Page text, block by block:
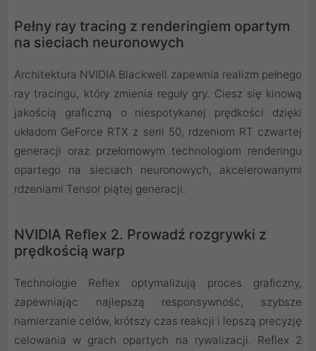
Pełny ray tracing z renderingiem opartym
na sieciach neuronowych
Architektura NVIDIA Blackwell zapewnia realizm pełnego
ray tracingu, który zmienia reguły gry. Ciesz się kinową
jakością graficzną o niespotykanej prędkości dzięki
układom GeForce RTX z serii 50, rdzeniom RT czwartej
generacji oraz przełomowym technologiom renderingu
opartego na sieciach neuronowych, akcelerowanymi
rdzeniami Tensor piątej generacji.
NVIDIA Reflex 2. Prowadź rozgrywki z
prędkością warp
Technologie Reflex optymalizują proces graficzny,
zapewniając najlepszą responsywność, szybsze
namierzanie celów, krótszy czas reakcji i lepszą precyzję
celowania w grach opartych na rywalizacji. Reflex 2